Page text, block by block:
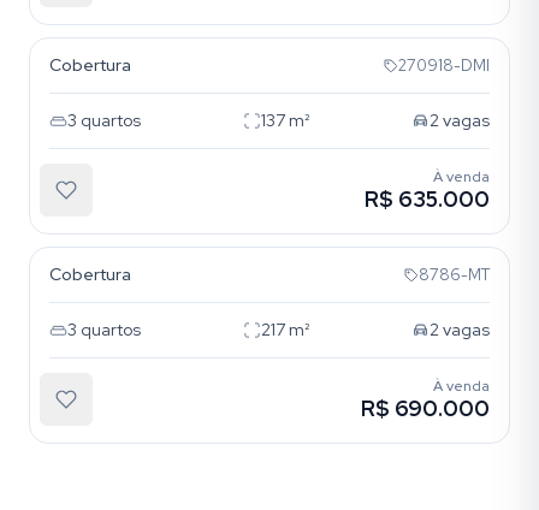
Cobertura 270918-DMI
3 quartos 137 m² 2vagas
À venda
R$ 635.000
Cobertura 8786-MT
3 quartos 217 m² 2vagas
À venda
R$ 690.000